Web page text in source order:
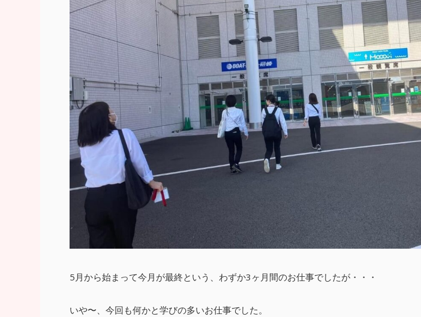
5月から始まって今月が最終という、わずか3ヶ月間のお仕事でしたが・・・
いや〜、今回も何かと学びの多いお仕事でした。